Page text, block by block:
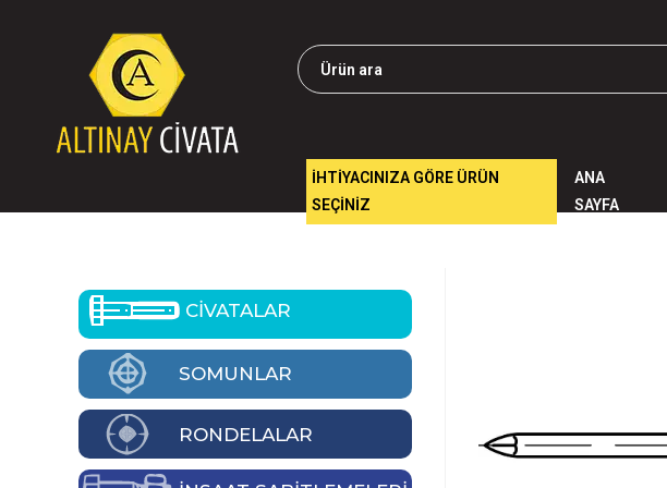
İHTİYACINIZA GÖRE ÜRÜN
SEÇİNİZ
ANA
SAYFA
CİVATALAR
SOMUNLAR
RONDELALAR